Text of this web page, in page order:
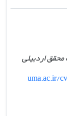
اردبیلی
uma.ac.ir/